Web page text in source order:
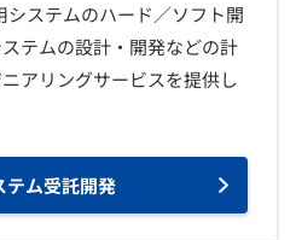
システムのハード／ソフト開
テムの設計・開発などの計
アリングサービスを提供し
テム受託開発